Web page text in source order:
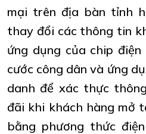
mại trên địa bàn tỉnh
thay đổi các thông tin
ứng dụng của chip
cước công dân và ứng
danh để xác thực
đãi khi khách hàng mở
bằng phương thức